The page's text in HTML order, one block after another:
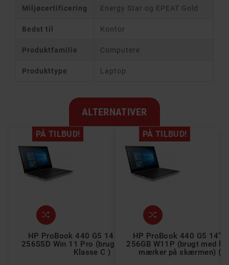
Miljøcertificering Energy Star og EPEAT Gold
Bedst til Kontor
Produktfamilie Computere
Produkttype Laptop
ALTERNATIVER
Full HD i3 8GB
med mura) (
PÅ TILBUD!
HP ProBook 440 G5 14" HD i3 8GB
256SSD Win 11 Pro (brugt med mura) (
Klasse C )
PÅ TILBUD!
HP ProBook 440 G5 14"
256GB W11P (brugt med
mærker på skærmen) (